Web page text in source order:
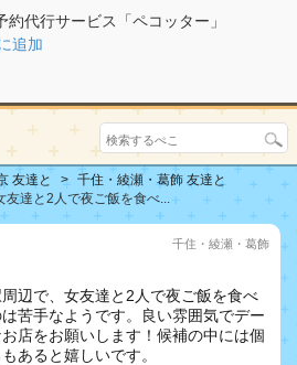
約代行サービス「ペコッター」
追加
友達と
千住・綾瀬・葛飾 友達と
友達と2人で夜ご飯を食べ...
千住・綾瀬・葛飾
辺で、女友達と2人で夜ご飯を食べ
苦手なようです。良い雰囲気でデー
お店をお願いします！候補の中には個
あると嬉しいです。